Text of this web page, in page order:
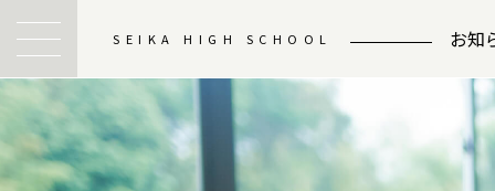
SEIKA HIGH SCHOOL お知